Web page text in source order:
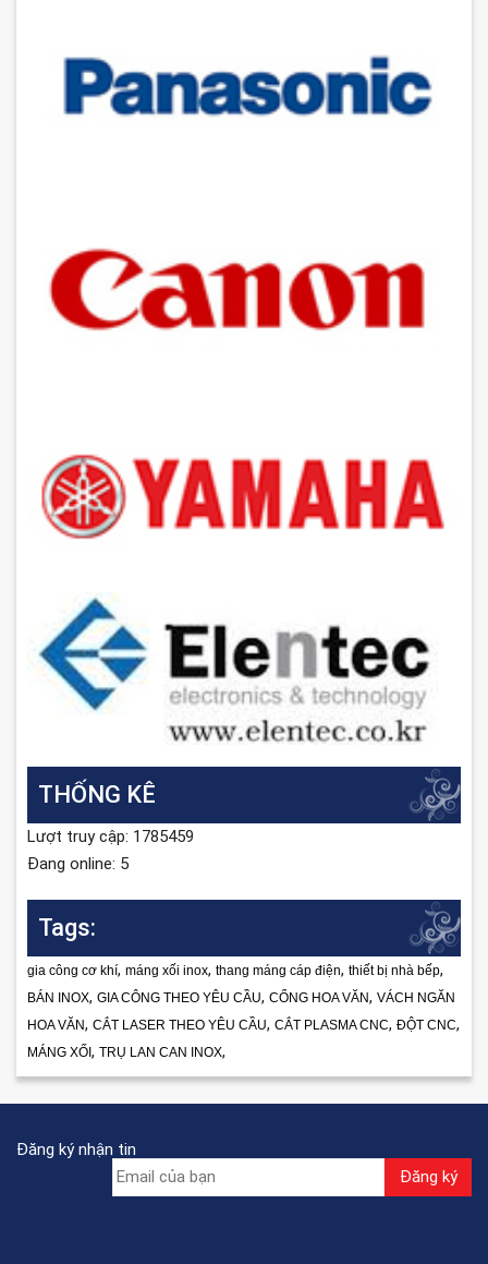
THỐNG KÊ
Lượt truy cập: 1785459
Đang online: 5
Tags:
gia công cơ khí, máng xối inox, thang máng cáp điện, thiết bị nhà bếp,
BÁN INOX, GIA CÔNG THEO YÊU CẦU, CỔNG HOA VĂN, VÁCH NGĂN
HOA VĂN, CẮT LASER THEO YÊU CẦU, CẮT PLASMA CNC, ĐỘT CNC,
MÁNG XỐI, TRỤ LAN CAN INOX,
Đăng ký nhận tin